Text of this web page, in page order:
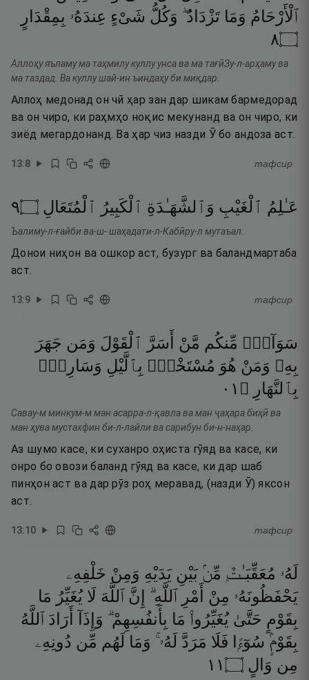
ٱلْأَرْحَامُ وَمَا تَزْدَادُ ۖ وَكُلُّ شَىْءٍ عِندَهُۥ بِمِقْدَارٍ
۝٨
Аллоҳу яъламу ма таҳмилу куллу унса ва ма тағӣЗу-л-арҳаму ва
ма таздад. Ва куллу шай-ин ъиндаҳу би миқдар.
Аллоҳ медонад он чӣ ҳар зан дар шикам бармедорад
ва он чиро, ки раҳмҳо ноқис мекунанд ва он чиро, ки
зиёд мегардонанд. Ва ҳар чиз назди Ӯ бо андоза аст.
13:8 тафсир
عَـٰلِمُ ٱلْغَيْبِ وَٱلشَّهَـٰدَةِ ٱلْكَبِيرُ ٱلْمُتَعَالِ ۝٩
Ъалиму-л-ғайби ва-ш- шаҳадати-л-Кабӣру-л мутаъал.
Донои ниҳон ва ошкор аст, бузург ва баландмартаба
аст.
13:9 тафсир
سَوَآءٌۭ مِّنكُم مَّنْ أَسَرَّ ٱلْقَوْلَ وَمَن جَهَرَ
بِهِۦ وَمَنْ هُوَ مُسْتَخْفٍۭ بِٱلَّيْلِ وَسَارِبٌۢ
بِٱلنَّهَارِ ۝ ١٠
Савау-м минкум-м ман асарра-л-қавла ва ман ҷаҳара биҳӣ ва
ман ҳува мустахфин би-л-лайли ва сарибун би-н-наҳар.
Аз шумо касе, ки суханро оҳиста гӯяд ва касе, ки
онро бо овози баланд гӯяд ва касе, ки дар шаб
пинҳон аст ва дар рӯз роҳ меравад, (назди Ӯ) яксон
аст.
13:10 тафсир
لَهُۥ مُعَقِّبَـٰتٌۭ مِّنۢ بَيْنِ يَدَيْهِ وَمِنْ خَلْفِهِۦ
يَحْفَظُونَهُۥ مِنْ أَمْرِ ٱللَّهِ ۗ إِنَّ ٱللَّهَ لَا يُغَيِّرُ مَا
بِقَوْمٍ حَتَّىٰ يُغَيِّرُوا۟ مَا بِأَنفُسِهِمْ ۗ وَإِذَآ أَرَادَ ٱللَّهُ
بِقَوْمٍۢ سُوٓءًۭا فَلَا مَرَدَّ لَهُۥ ۚ وَمَا لَهُم مِّن دُونِهِۦ
مِن وَالٍ ۝١١